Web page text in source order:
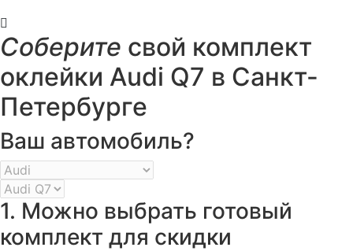
Соберите свой комплект
оклейки Audi Q7 в Санкт-
Петербурге
Ваш автомобиль?
1. Можно выбрать готовый
комплект для скидки